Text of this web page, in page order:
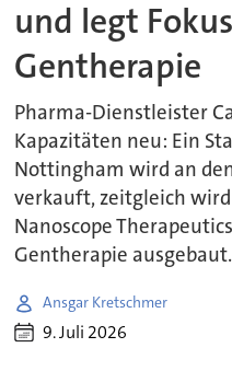
und legt
Gentherapie
Pharma-Dienstleister
Kapazitäten neu: Ein
Nottingham wird an
verkauft, zeitgleich
Nanoscope
Gentherapie ausgebaut.
Ansgar Kretschmer
9. Juli 2026